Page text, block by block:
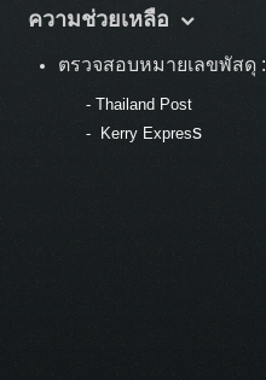
ความช่วยเหลือ
ตรวจสอบหมายเลขพัสดุ :
- Thailand Post
-
Kerry Express